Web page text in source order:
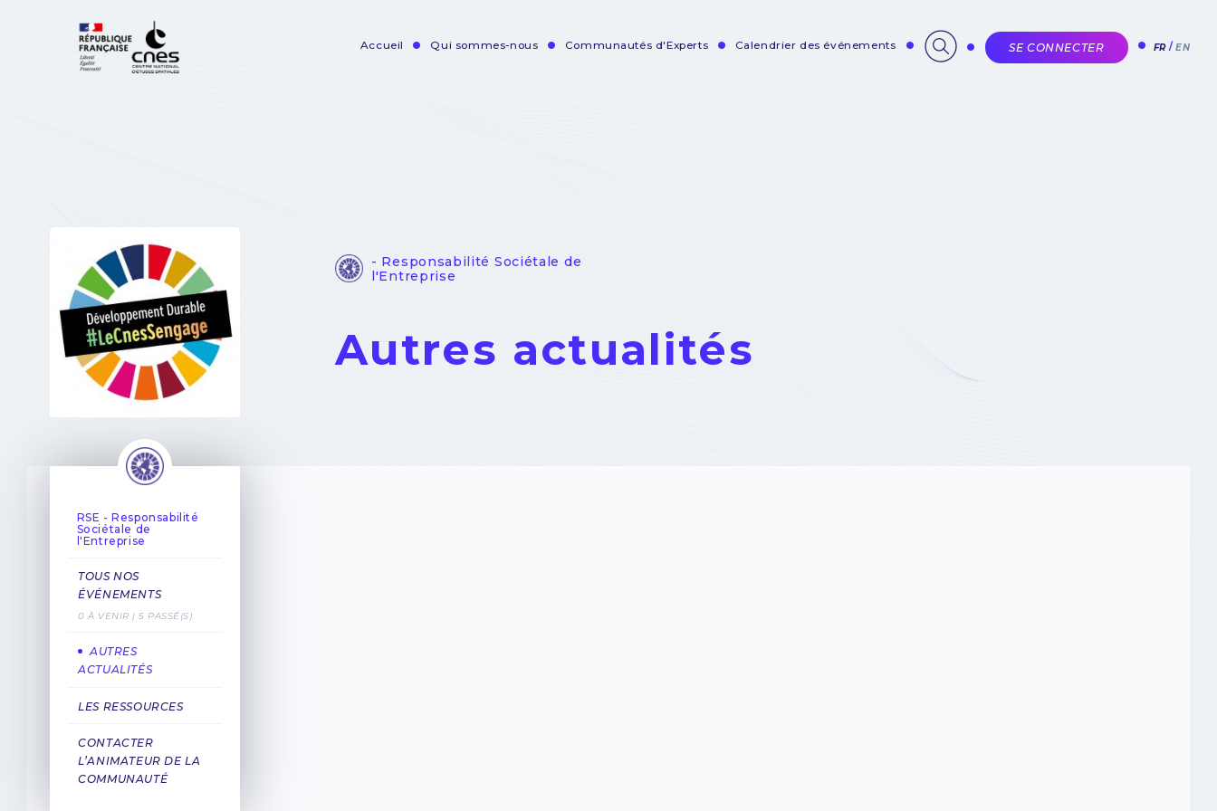
Accueil Qui sommes-nous Communautés d'Experts Calendrier des événements SE CONNECTER FR EN
- Responsabilité Sociétale de
l'Entreprise
Autres actualités
RSE - Responsabilité
Sociétale de
l'Entreprise
TOUS NOS
ÉVÉNEMENTS
0 À VENIR | 5 PASSÉ(S)
AUTRES
ACTUALITÉS
LES RESSOURCES
CONTACTER
L’ANIMATEUR DE LA
COMMUNAUTÉ